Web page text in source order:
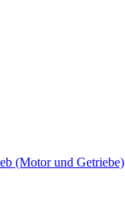
(Motor und Getriebe)